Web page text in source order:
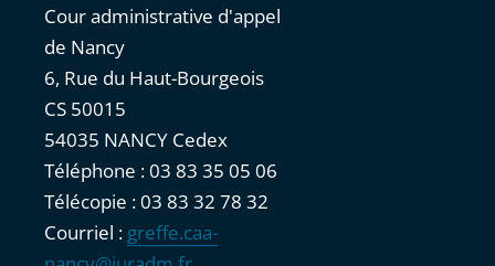
Cour administrative d'appel
de Nancy
6, Rue du Haut-Bourgeois
CS 50015
54035 NANCY Cedex
Téléphone : 03 83 35 05 06
Télécopie : 03 83 32 78 32
Courriel : greffe.caa-